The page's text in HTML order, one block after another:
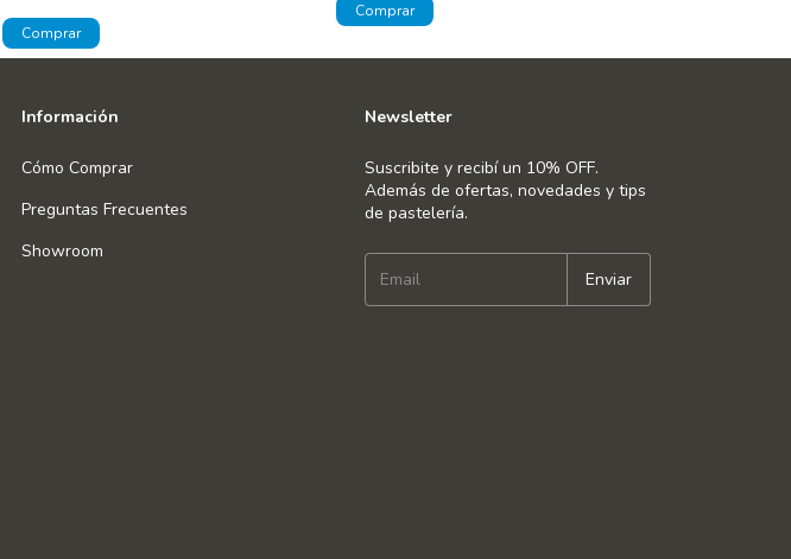
Información
Cómo Comprar
Preguntas Frecuentes
Showroom
Newsletter
Suscribite y recibí un 10% OFF.
Además de ofertas, novedades y tips
de pastelería.